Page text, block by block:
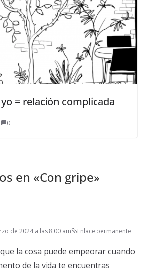
= relación complicada
0
en «Con gripe»
de 2024 a las 8:00 am Enlace permanente
la cosa puede empeorar cuando
de la vida te encuentras